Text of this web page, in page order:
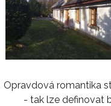
Opravdová romantika
- tak lze definovat